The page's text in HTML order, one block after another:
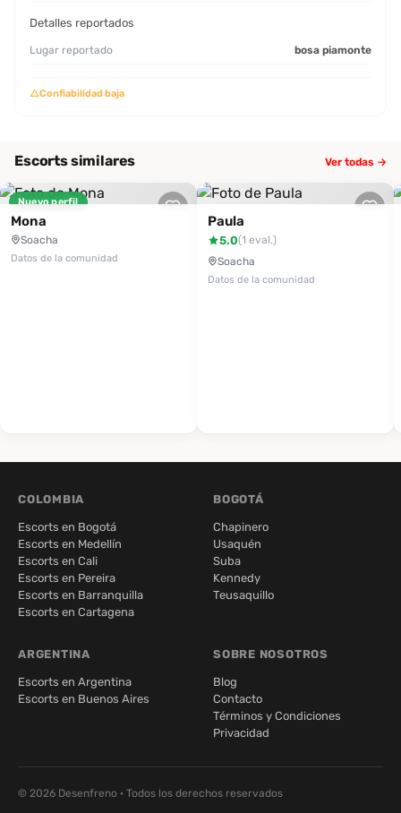
Detalles reportados
Lugar reportado bosa piamonte
△Confiabilidad baja
Escorts similares Ver todas →
Nuevo perfil
Mona
Soacha
Datos de la comunidad
Paula
5.0(1 eval.)
Soacha
Datos de la comunidad
COLOMBIA
Escorts en Bogotá
Escorts en Medellín
Escorts en Cali
Escorts en Pereira
Escorts en Barranquilla
Escorts en Cartagena
BOGOTÁ
Chapinero
Usaquén
Suba
Kennedy
Teusaquillo
ARGENTINA
Escorts en Argentina
Escorts en Buenos Aires
SOBRE NOSOTROS
Blog
Contacto
Términos y Condiciones
Privacidad
© 2026 Desenfreno · Todos los derechos reservados